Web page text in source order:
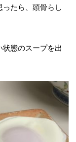
たら、頭骨らし
態のスープを出